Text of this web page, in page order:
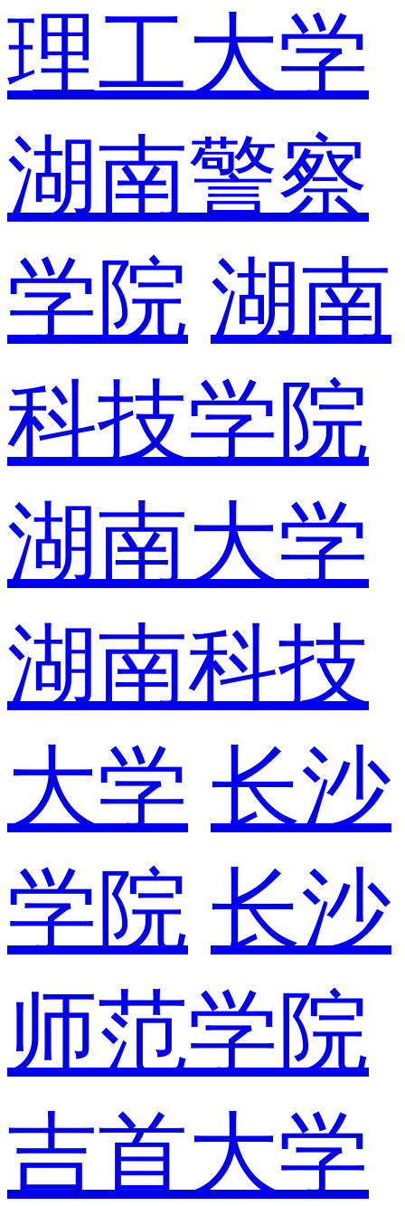
理工大学
湖南警察
学院 湖南
科技学院
湖南大学
湖南科技
大学 长沙
学院 长沙
师范学院
吉首大学